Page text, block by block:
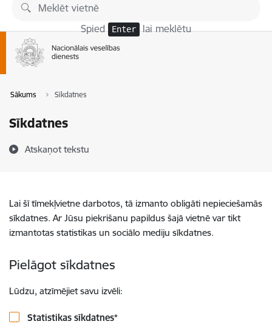
Pāriet uz lapas saturu
Spied Enter lai meklētu
Sākums Sīkdatnes
Sīkdatnes
Atskaņot tekstu
Lai šī tīmekļvietne darbotos, tā izmanto obligāti nepieciešamās
sīkdatnes. Ar Jūsu piekrišanu papildus šajā vietnē var tikt
izmantotas statistikas un sociālo mediju sīkdatnes.
Pielāgot sīkdatnes
Lūdzu, atzīmējiet savu izvēli:
Statistikas sīkdatnes*